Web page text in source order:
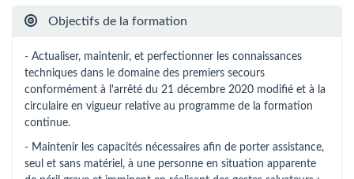
Objectifs de la formation
- Actualiser, maintenir, et perfectionner les connaissances
techniques dans le domaine des premiers secours
conformément à l'arrêté du 21 décembre 2020 modifié et à la
circulaire en vigueur relative au programme de la formation
continue.
- Maintenir les capacités nécessaires afin de porter assistance,
seul et sans matériel, à une personne en situation apparente